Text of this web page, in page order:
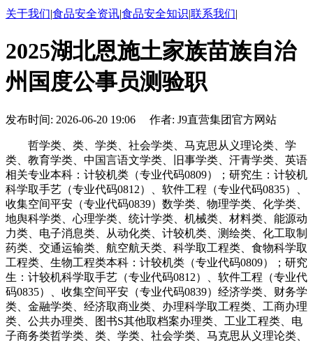
关于我们|食品安全资讯|食品安全知识|联系我们|
2025湖北恩施土家族苗族自治
州国度公事员测验职
发布时间: 2026-06-20 19:06 作者: J9直营集团官方网站
哲学类、类、学类、社会学类、马克思从义理论类、学
类、教育学类、中国言语文学类、旧事学类、汗青学类、英语
相关专业本科：计较机类（专业代码0809）；研究生：计较机
科学取手艺（专业代码0812）、软件工程（专业代码0835）、
收集空间平安（专业代码0839）数学类、物理学类、化学类、
地舆科学类、心理学类、统计学类、机械类、材料类、能源动
力类、电子消息类、从动化类、计较机类、测绘类、化工取制
药类、交通运输类、航空航天类、科学取工程类、食物科学取
工程类、生物工程类本科：计较机类（专业代码0809）；研究
生：计较机科学取手艺（专业代码0812）、软件工程（专业代
码0835）、收集空间平安（专业代码0839）经济学类、财务学
类、金融学类、经济取商业类、办理科学取工程类、工商办理
类、公共办理类、图书S其他取档案办理类、工业工程类、电
子商务类哲学类、类、学类、社会学类、马克思从义理论类、